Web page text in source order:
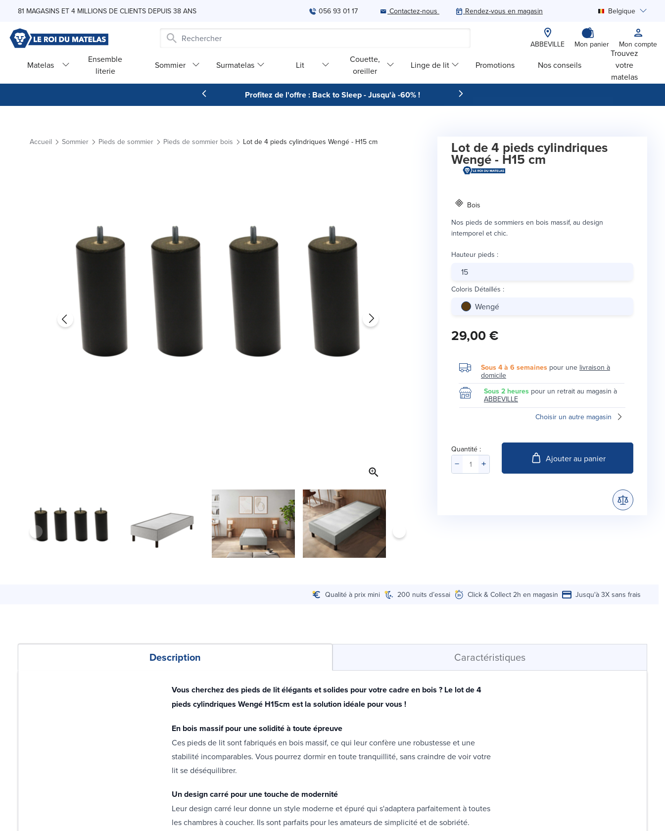
81 MAGASINS ET 4 MILLIONS DE CLIENTS DEPUIS 38 ANS 056 93 01 17 Contactez-nous Rendez-vous en magasin Belgique
ABBEVILLE Mon panier Mon compte
Matelas
Ensemble
literie
Sommier Surmatelas Lit
Couette,
oreiller
Linge de lit Promotions Nos conseils
Trouvez
votre
matelas
Profitez de l'offre : Back to Sleep - Jusqu'à -60% !
Accueil Sommier Pieds de sommier Pieds de sommier bois Lot de 4 pieds cylindriques Wengé - H15 cm Lot de 4 pieds cylindriques
Wengé - H15 cm
Bois
Nos pieds de sommiers en bois massif, au design
intemporel et chic.
Hauteur pieds :
15
Coloris Détaillés :
Wengé
29,00 €
Sous 4 à 6 semaines pour une livraison à
domicile
Sous 2 heures pour un retrait au magasin à
ABBEVILLE
Choisir un autre magasin
Quantité :
Ajouter au panier
Qualité à prix mini 200 nuits d’essai Click & Collect 2h en magasin Jusqu'à 3X sans frais
Description Caractéristiques
Vous cherchez des pieds de lit élégants et solides pour votre cadre en bois ? Le lot de 4
pieds cylindriques Wengé H15cm est la solution idéale pour vous !
En bois massif pour une solidité à toute épreuve
Ces pieds de lit sont fabriqués en bois massif, ce qui leur confère une robustesse et une
stabilité incomparables. Vous pourrez dormir en toute tranquillité, sans craindre de voir votre
lit se déséquilibrer.
Un design carré pour une touche de modernité
Leur design carré leur donne un style moderne et épuré qui s'adaptera parfaitement à toutes
les chambres à coucher. Ils sont parfaits pour les amateurs de simplicité et de sobriété.